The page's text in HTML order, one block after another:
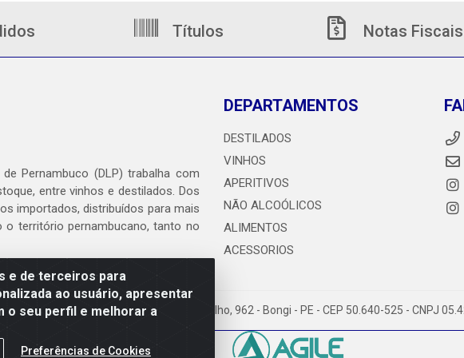
e de terceiros para
ao usuário, apresentar
o seu perfil e melhorar a
Preferências de Cookies
Títulos Notas Fiscais
Pernambuco (DLP) trabalha com
entre vinhos e destilados. Dos
importados, distribuídos para mais
o território pernambucano, tanto no
DEPARTAMENTOS
DESTILADOS
VINHOS
APERITIVOS
NÃO ALCOÓLICOS
ALIMENTOS
ACESSORIOS
DLP - AV. Engenheiro Abdias de Carvalho, 962 - Bongi - PE - CEP 50.640-525 - CNPJ